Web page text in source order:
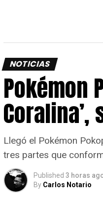
NOTICIAS
Pokémon
Coralina’,
Llegó el Pokémon
tres partes que
Published 3 horas
By Carlos Notario